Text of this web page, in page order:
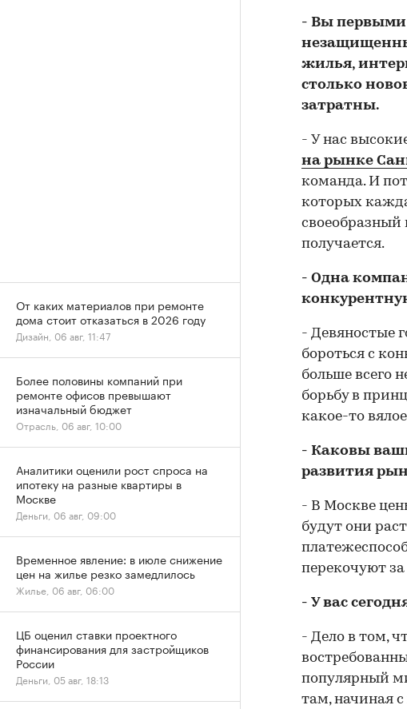
- Вы первыми
жилья,
столько
затратны.
- У нас
на рынке
команда. И
которых
своеобразный
получается.
- Одна
- Девяностые
бороться с
больше всего
борьбу в
какое-то
- Каковы
развития
- В Москве
будут они
перекочуют
- У вас
- Дело в том,
популярный
там, начиная
От каких материалов при ремонте
дома стоит отказаться в 2026 году
Дизайн, 06 авг, 11:47
Более половины компаний при
ремонте офисов превышают
изначальный бюджет
Отрасль, 06 авг, 10:00
Аналитики оценили рост спроса на
ипотеку на разные квартиры в
Москве
Деньги, 06 авг, 09:00
Временное явление: в июле снижение
цен на жилье резко замедлилось
Жилье, 06 авг, 06:00
ЦБ оценил ставки проектного
финансирования для застройщиков
России
Деньги, 05 авг, 18:13